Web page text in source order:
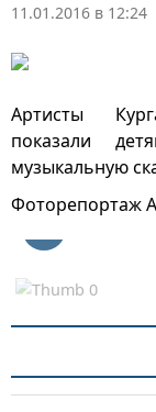
11.01.2016 в 12:24
Артисты
показали
музыкальную
Фоторепортаж